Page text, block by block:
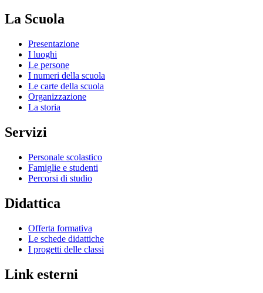
La Scuola
Presentazione
I luoghi
Le persone
I numeri della scuola
Le carte della scuola
Organizzazione
La storia
Servizi
Personale scolastico
Famiglie e studenti
Percorsi di studio
Didattica
Offerta formativa
Le schede didattiche
I progetti delle classi
Link esterni